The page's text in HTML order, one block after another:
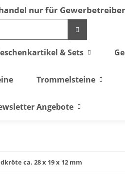
nur für
& Sets
Trommelsteine
Angebote
ca. 28 x 19 x 12 mm